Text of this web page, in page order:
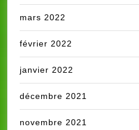
mars 2022
février 2022
janvier 2022
décembre 2021
novembre 2021